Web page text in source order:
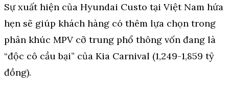
Sự xuất hiện của Hyundai Custo tại Việt Nam hứa
hẹn sẽ giúp khách hàng có thêm lựa chọn trong
phân khúc MPV cỡ trung phổ thông vốn đang là
“độc cô cầu bại” của Kia Carnival (1,249-1,859 tỷ
đồng).